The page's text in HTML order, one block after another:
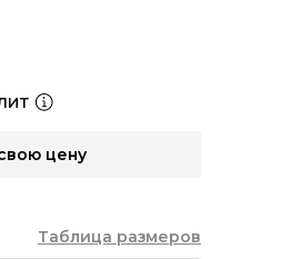
цену
Таблица размеров